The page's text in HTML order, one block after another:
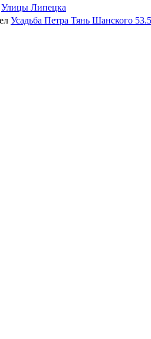
Улицы Липецка
Усадьба Петра Тянь Шанского